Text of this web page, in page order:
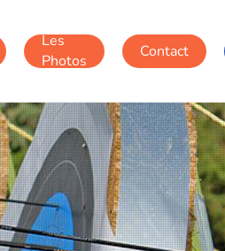
Les
Photos
Contact